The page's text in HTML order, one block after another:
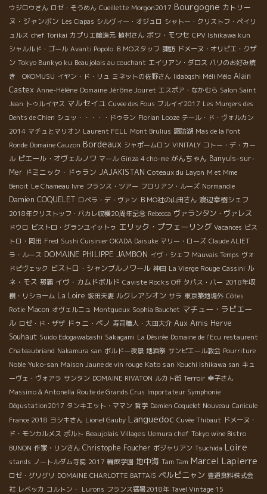
ウジロウさん ロゼ・そうめん Cueillette Morgon2017 Bourgogne カトリー
ヌ・ジャンボン Les Clapas シルヴィー・オジュロ シャトー・クリストフ・ペイリ
ュルス chef Torikai カプリエ醸造元 植村さん ボワ・モワセ CPV Ishikawa kun
シャルルド・ゴール Avanti Popolo ＢＭОスタッフ 諏訪 ドメーヌ・オリビエ・クザ
ン Tokyo Bunkyo ku Beaujolais au couchant エイリアン・ダロス パリのお好み焼
き OKOMUSU イヤン・ド・リュ ミネットの佐野さん Iidabqshi Méli Mélo Alain
Castex Anne-Hélène Domaine Jérôme Jouret エスポア・なかむら Salon Saint
Jean トゥルイヤス マルセイユ Cuvee des Fous ブルイイ2017 Les Murgers des
Dents de Chien シュッ・・・・・ドゥラン Florian Looze テール・ド・ヴォルカン
2014 マチュとマリオン Laurent FELL Mont Brulius 諏訪湖 Mas de la Font
Ronde Domaine Cauzon Bordeaux シャポームロン VINITALY コトー・デ・カー
ル ピエール・オヴェルノワ マール Ginza 4 cho-me がんちゃん Banyuls-sur-
Mer ドミニック・ドゥラン JAJAKISTAN Coteaux du Layon M et Mme
Benoit Le Chameau Ivre フランス・ツアー フロリアン・ルーズ Normandie
Damien COQUELET ロペラ・デ・ヴァン ＢＭО社の山田さん 渡辺幸樹シェフ
2018年クリストッフ・パカレ収穫20周年記念 Rebecca ヴァランタン・ヴァレス
ドウロ ビストロ・グランユイットゥ エリック・プフェーリング Vacances ビス
トロ・岡田 Fred Sushi Cuisinier OKADA Daisuke マリー・ローズ Claude ALIET
ラ・ルース DOMAINE PHILIPPE JAMBON イヴ・シェフ Mauvais Temps ヴォ
ドピヴェック ビストロ・シャンブルノワール 神田 La Vierge Rouge Cassini ル
ネ・モス 那覇 イヴ・カムドボルド Caviste Rocks Off タパス・バー 2018年収
穫・リショーム La Loire 坂田夫妻 ルクレアシオン サラ 東京築地場外 Côtes
Rotie Macon オヴェルニュ Montgueux Sophia Bauchet マチュー・ラピエー
ル ロゼ・ド・ザザ ドゥニ・ペノ 寿司職人・大田大介 Aux Amis Herve
Souhaut Suido Edogawabashi Sakagami La Désirée Domaine de l'Ecu restaurent
Chateaubriand Nakamura san ボルドー夜景 地酒祭 サンピエール教会 Pourriture
Noble Yuko-san Maison Jaune de vin rouge Kato san Kouchi Ishikawa san キュ
ーヴェ・ヴォアラ サンタン DOMAINE RIVATON ルカト街 Terroir 幸子さん
Massimo & Antonella Route de Grands Crus Importateur Symphonie
Dégustation2017 タンキエット・ママン 哲学 Damien Coquelet Nouveau Canicule
France 2018 ヨシキさん Lionel Gauby Languedoc Cuvée Thibaut ドメーヌ・
ド・モンカルメス ポルト Beaujolais Villages Uemura chef Tokyo wine Bistro
BUNON 作家・リンさん Christophe Foucher ボジャリアン Tsuchida Loire
stands ノートルダム寺院 2017 輪飲学園 地中海 Tam Tam Marcel Lapierre
ロゼ・グリグリ DOMAINE CHARLOTTE BATTAIS ペルピニャン 豊通食料株式会
社 レベッカ コルトン・ Lurons フランス猛暑2018年 Tavel Vintage 15